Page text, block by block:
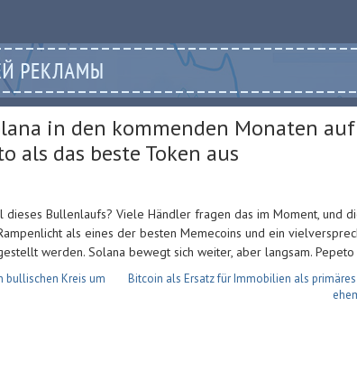
in den kommenden Monaten auf
als das beste Token aus
Bullenlaufs? Viele Händler fragen das im Moment, und
als eines der besten Memecoins und ein
werden. Solana bewegt sich weiter, aber langsam.
bullischen Kreis um
Bitcoin als Ersatz für Immobilien als